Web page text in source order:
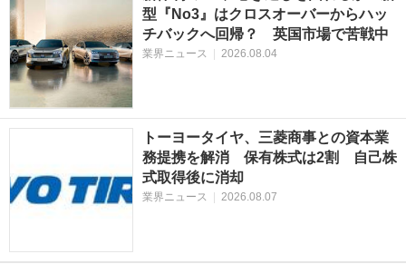
型『No3』はクロスオーバーからハッ
チバックへ回帰？ 英国市場で苦戦中
業界ニュース | 2026.08.04
トーヨータイヤ、三菱商事との資本業
務提携を解消 保有株式は2割 自己株
式取得後に消却
業界ニュース | 2026.08.07